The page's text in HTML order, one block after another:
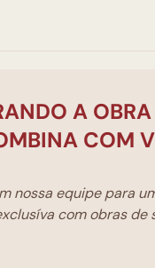
A
COM
nossa equipe para
com obras de